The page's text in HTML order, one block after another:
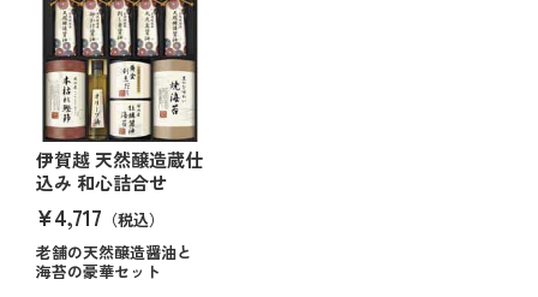
伊賀越 天然醸造蔵仕
込み 和心詰合せ
¥4,717 （税込）
老舗の天然醸造醤油と
海苔の豪華セット